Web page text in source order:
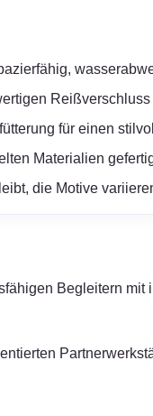
Reißverschluss
für einen
Materialien
die Motive
Begleitern